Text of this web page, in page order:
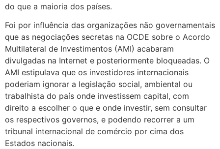
do que a maioria dos países.
Foi por influência das organizações não governamentais
que as negociações secretas na OCDE sobre o Acordo
Multilateral de Investimentos (AMI) acabaram
divulgadas na Internet e posteriormente bloqueadas. O
AMI estipulava que os investidores internacionais
poderiam ignorar a legislação social, ambiental ou
trabalhista do país onde investissem capital, com
direito a escolher o que e onde investir, sem consultar
os respectivos governos, e podendo recorrer a um
tribunal internacional de comércio por cima dos
Estados nacionais.